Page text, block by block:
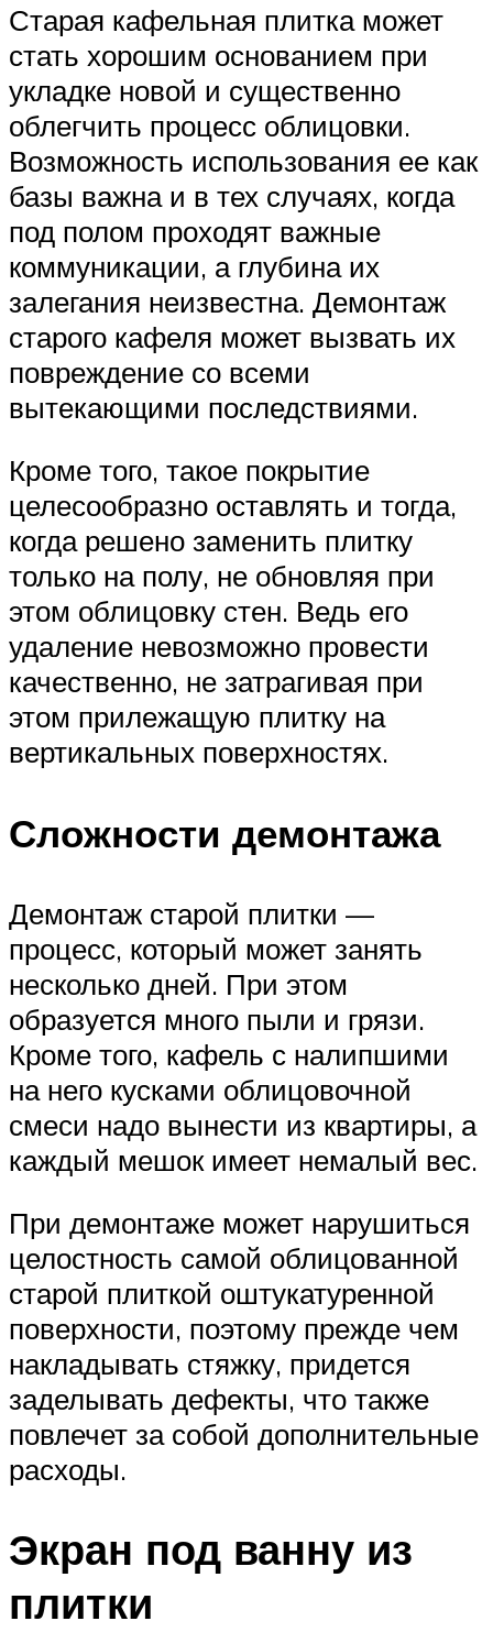
Старая кафельная плитка может
стать хорошим основанием при
укладке новой и существенно
облегчить процесс облицовки.
Возможность использования ее как
базы важна и в тех случаях, когда
под полом проходят важные
коммуникации, а глубина их
залегания неизвестна. Демонтаж
старого кафеля может вызвать их
повреждение со всеми
вытекающими последствиями.
Кроме того, такое покрытие
целесообразно оставлять и тогда,
когда решено заменить плитку
только на полу, не обновляя при
этом облицовку стен. Ведь его
удаление невозможно провести
качественно, не затрагивая при
этом прилежащую плитку на
вертикальных поверхностях.
Сложности демонтажа
Демонтаж старой плитки —
процесс, который может занять
несколько дней. При этом
образуется много пыли и грязи.
Кроме того, кафель с налипшими
на него кусками облицовочной
смеси надо вынести из квартиры, а
каждый мешок имеет немалый вес.
При демонтаже может нарушиться
целостность самой облицованной
старой плиткой оштукатуренной
поверхности, поэтому прежде чем
накладывать стяжку, придется
заделывать дефекты, что также
повлечет за собой дополнительные
расходы.
Экран под ванну из
плитки